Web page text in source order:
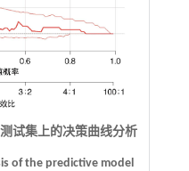
试集上的决策曲线分析
of the predictive model